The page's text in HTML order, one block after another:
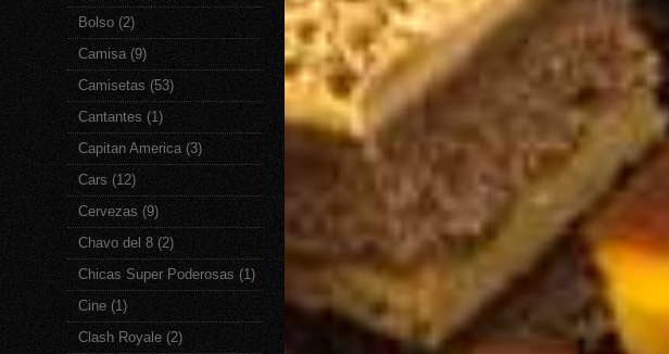
Bolso (2)
Camisa (9)
Camisetas (53)
Cantantes (1)
Capitan America (3)
Cars (12)
Cervezas (9)
Chavo del 8 (2)
Chicas Super Poderosas (1)
Cine (1)
Clash Royale (2)